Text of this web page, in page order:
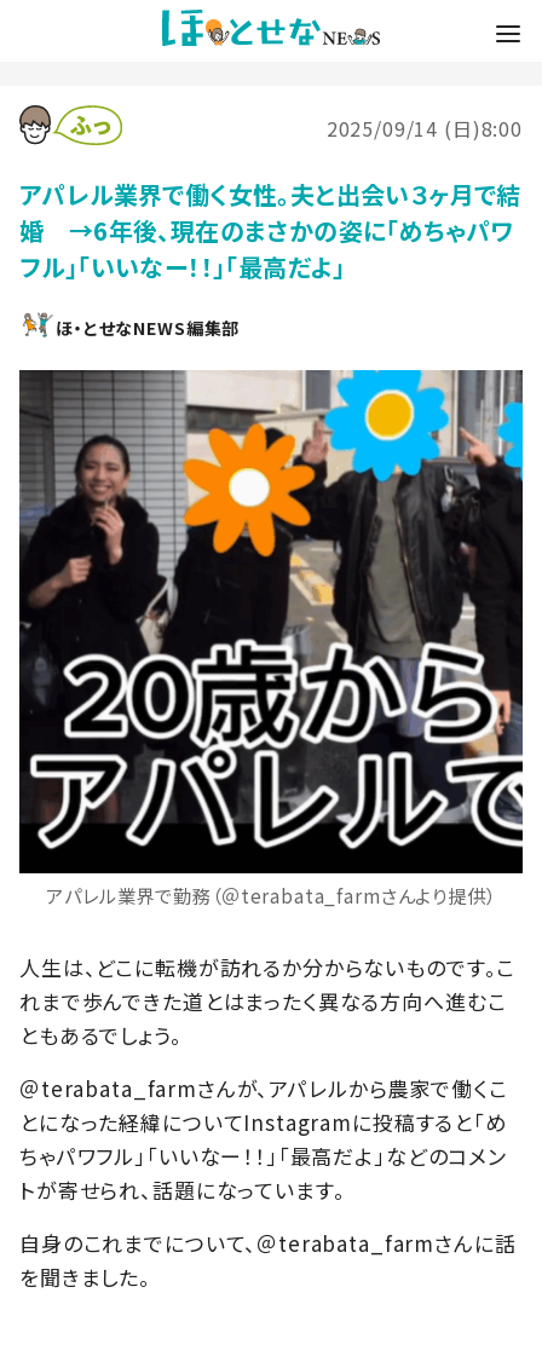
2025/09/14 (日)8:00
アパレル業界で働く女性。夫と出会い３ヶ月で結
婚 →6年後、現在のまさかの姿に「めちゃパワ
フル」「いいなー！！」「最高だよ」
ほ・とせなNEWS編集部
アパレル業界で勤務（＠terabata_farmさんより提供）
人生は、どこに転機が訪れるか分からないものです。こ
れまで歩んできた道とはまったく異なる方向へ進むこ
ともあるでしょう。
＠terabata_farmさんが、アパレルから農家で働くこ
とになった経緯についてInstagramに投稿すると「め
ちゃパワフル」「いいなー！！」「最高だよ」などのコメン
トが寄せられ、話題になっています。
自身のこれまでについて、＠terabata_farmさんに話
を聞きました。